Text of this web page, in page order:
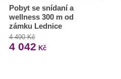
Pobyt se snídaní a
wellness 300 m od
zámku Lednice
4 490 Kč
4 042 Kč